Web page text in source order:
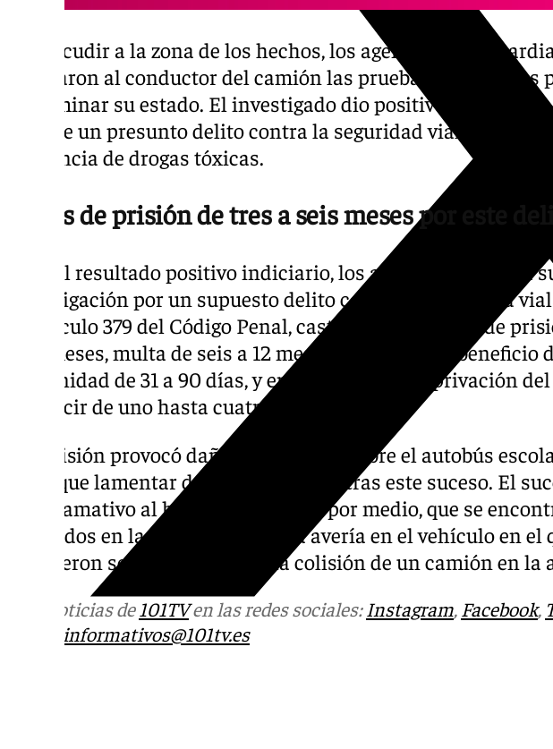
Tras acudir a la zona de los hechos, los agentes de la
realizaron al conductor del camión las pruebas pertinentes
determinar su estado. El investigado dio positivo en
supone un presunto delito contra la seguridad vial por
influencia de drogas tóxicas.
Penas de prisión de tres a seis meses por este
Ante el resultado positivo indiciario, los agentes llevaron a
investigación por un supuesto delito contra la seguridad vial
el artículo 379 del Código Penal, castigado con penas de
seis meses, multa de seis a 12 meses o trabajos en beneficio
comunidad de 31 a 90 días, y en cualquier caso, privación
conducir de uno hasta cuatro años.
La colisión provocó daños materiales sobre el autobús
hubo que lamentar daños personales tras este suceso. El
más llamativo al haber menores de por medio, que se
detenidos en la carretera por una avería en el vehículo en el
y se vieron sorprendidos tras la colisión de un camión en la
Más noticias de101TVen las redes sociales:Instagram, Facebook,
informativos@101tv.es